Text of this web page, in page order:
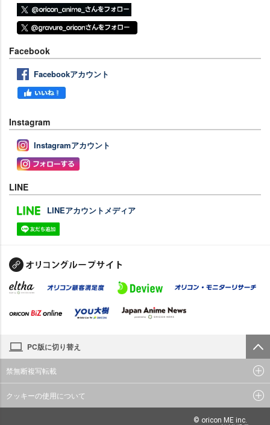
Facebook
Facebookアカウント
Instagram
Instagramアカウント
LINE
LINEアカウントメディア
PC版に切り替え
禁無断複写転載
クッキーの使用について
© oricon ME inc.